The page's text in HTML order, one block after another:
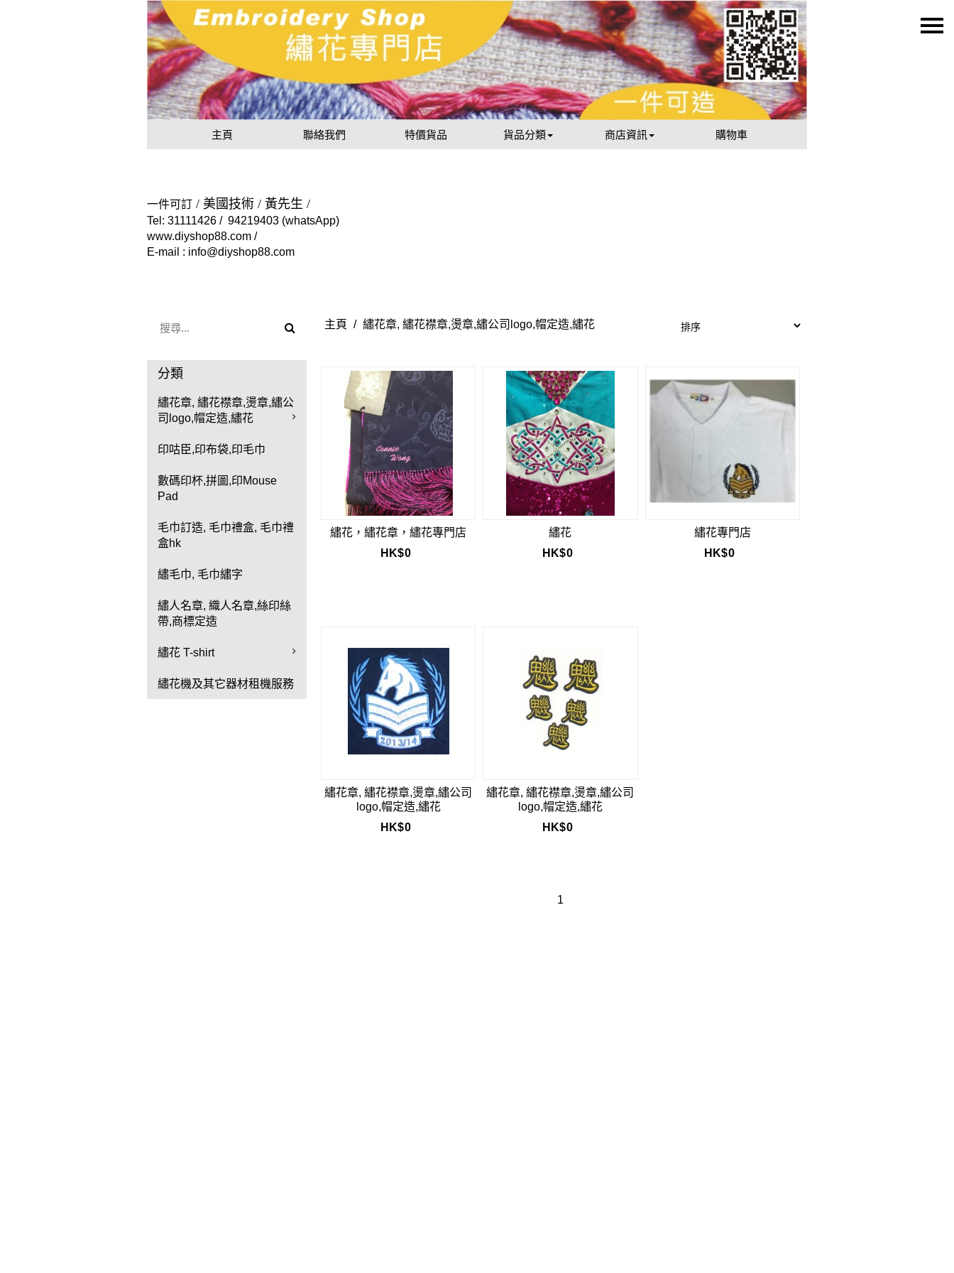
主頁 聯絡我們 特價貨品 貨品分類 商店資訊 購物車
一件可訂 / 美國技術 / 黃先生 /
Tel: 31111426 / 94219403 (whatsApp)
www.diyshop88.com /
E-mail : info@diyshop88.com
分類
繡花章, 繡花襟章,燙章,繡公
司logo,帽定造,繡花
印咕臣,印布袋,印毛巾
數碼印杯,拼圖,印Mouse
Pad
毛巾訂造, 毛巾禮盒, 毛巾禮
盒hk
繡毛巾, 毛巾繡字
繡人名章, 織人名章,絲印絲
帶,商標定造
繡花 T-shirt
繡花機及其它器材租機服務
主頁 / 繡花章, 繡花襟章,燙章,繡公司logo,帽定造,繡花
繡花，繡花章，繡花專門店
HK$0
繡花
HK$0
繡花專門店
HK$0
繡花章, 繡花襟章,燙章,繡公司
logo,帽定造,繡花
HK$0
繡花章, 繡花襟章,燙章,繡公司
logo,帽定造,繡花
HK$0
1